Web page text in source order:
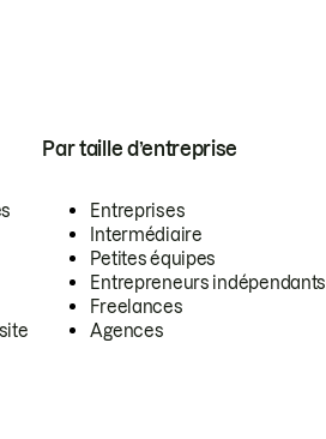
Par taille d’entreprise
Entreprises
Intermédiaire
Petites équipes
Entrepreneurs indépendants
Freelances
Agences